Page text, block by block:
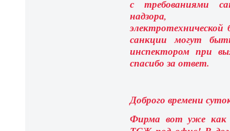
с требованиями
санкции могут
инспектором при
спасибо за ответ.
Доброго времени
Фирма вот уже как